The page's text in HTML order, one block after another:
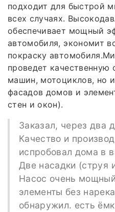
подходит для быстрой
всех случаях.
обеспечивает мощный
автомобиля, экономит
покраску
проведет качественную
машин, мотоциклов, но
фасадов домов и
стен и окон).
Заказал, через два
Качество и
испробовал дома в
Две насадки (струя
Насос очень
элементы без
обнаружил. есть